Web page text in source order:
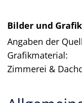
Bilder und
Angaben der
Grafikmaterial:
Zimmerei &